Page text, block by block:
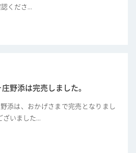
くださ...
野添は完売しました。
野添は、おかげさまで完売となりまし
ざいました...